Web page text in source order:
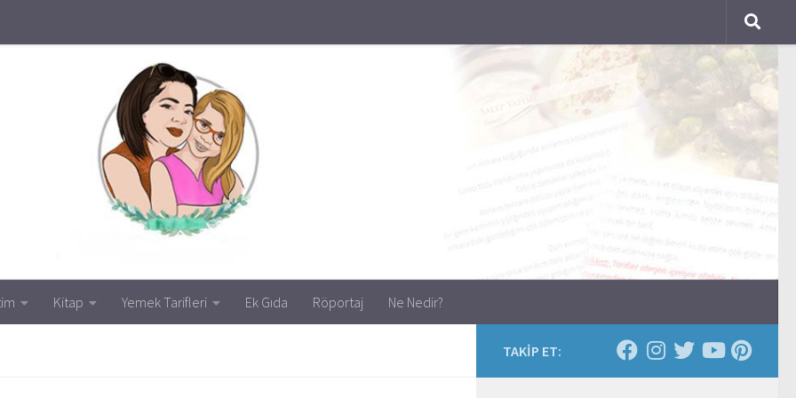
Kitap Yemek Tarifleri Ek Gıda Röportaj Ne Nedir?
TAKİP ET: